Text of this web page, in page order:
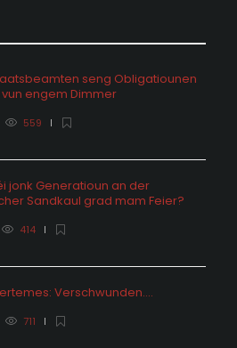
seng Obligatiounen
vun engem Dimmer
559
jonk Generatioun an der
Sandkaul grad mam Feier?
414
Verschwunden….
711